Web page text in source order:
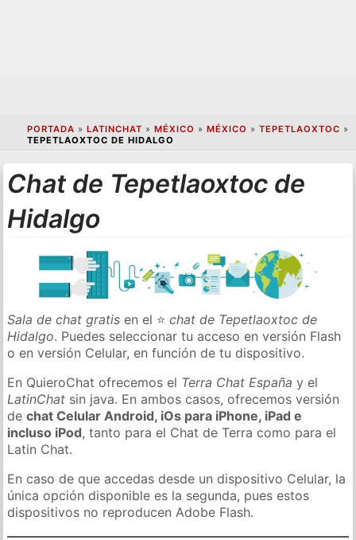
PORTADA » LATINCHAT » MÉXICO » MÉXICO » TEPETLAOXTOC »
TEPETLAOXTOC DE HIDALGO
Chat de Tepetlaoxtoc de
Hidalgo
Sala de chat gratis en el ⭐chat de Tepetlaoxtoc de
Hidalgo. Puedes seleccionar tu acceso en versión Flash
o en versión Celular, en función de tu dispositivo.
En QuieroChat ofrecemos el Terra Chat España y el
LatinChat sin java. En ambos casos, ofrecemos versión
dechat Celular Android, iOs para iPhone, iPad e
incluso iPod, tanto para el Chat de Terra como para el
Latin Chat.
En caso de que accedas desde un dispositivo Celular, la
única opción disponible es la segunda, pues estos
dispositivos no reproducen Adobe Flash.